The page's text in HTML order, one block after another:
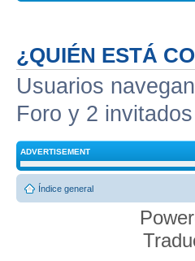
¿QUIÉN ESTÁ
Usuarios
Foro y 2 invitados
ADVERTISEMENT
Índice general